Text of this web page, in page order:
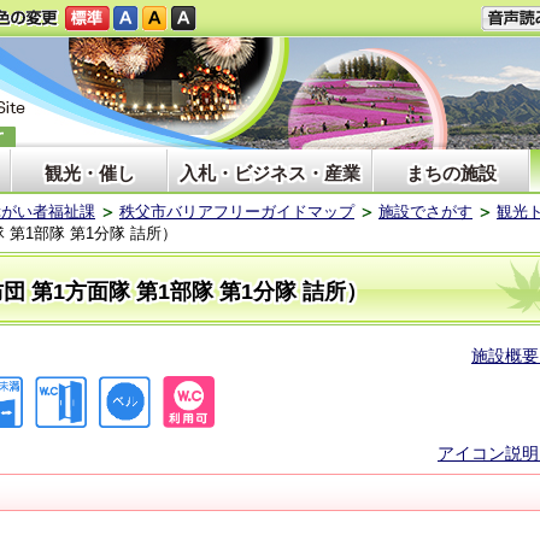
観光・催し 入札・ビジネス・産業 まちの施設
い者福祉課 秩父市バリアフリーガイドマップ 施設でさがす
観光
1部隊 第1分隊 詰所）
第1方面隊 第1部隊 第1分隊 詰所）
施設概
アイコン説